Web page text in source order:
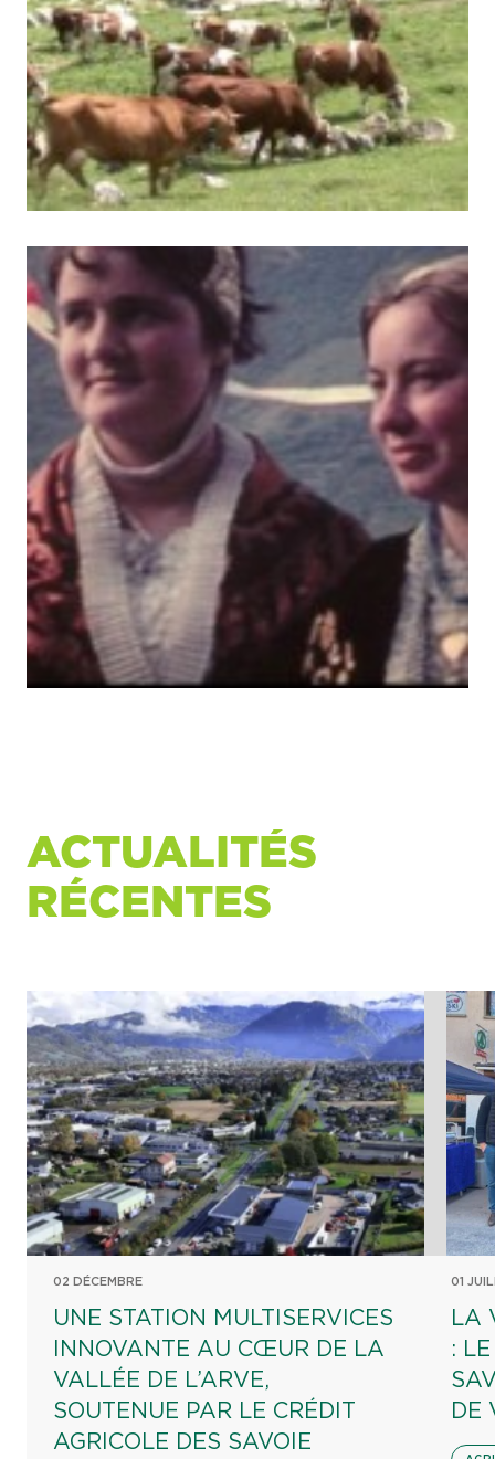
ACTUALITÉS
RÉCENTES
02 DÉCEMBRE
UNE STATION MULTISERVICES
INNOVANTE AU CŒUR DE LA
VALLÉE DE L’ARVE,
SOUTENUE PAR LE CRÉDIT
AGRICOLE DES SAVOIE
01
LA
:
DE